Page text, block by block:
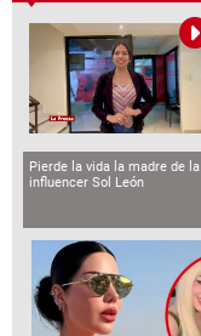
Pierde la vida la madre de la
influencer Sol León